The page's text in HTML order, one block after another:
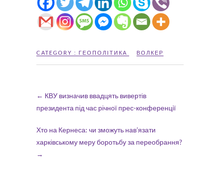
CATEGORY : ГЕОПОЛІТИКА ВОЛКЕР
← КВУ визначив ввадцять вивертів
президента під час річної прес-конференції
Хто на Кернеса: чи зможуть нав’язати
харківському меру боротьбу за переобрання?
→